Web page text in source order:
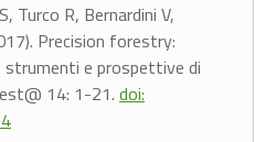
Turco R, Bernardini V,
Precision forestry:
e prospettive di
14: 1-21. doi: